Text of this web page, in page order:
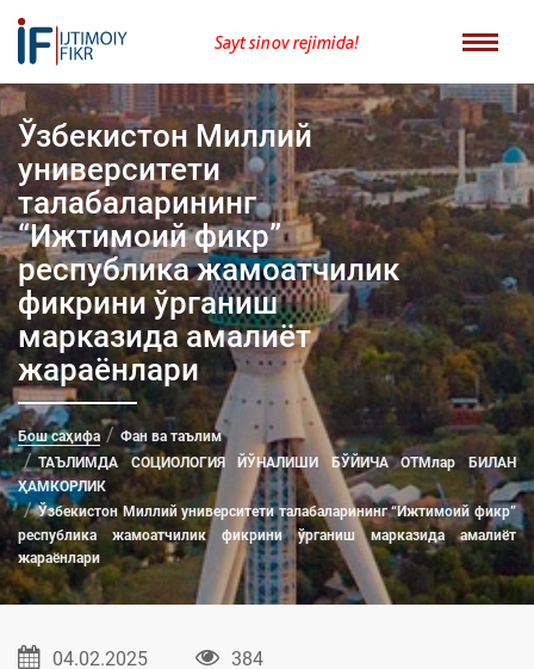
Sayt sinov rejimida!
Ўзбекистон Миллий
университети
талабаларининг
“Ижтимоий фикр”
республика жамоатчилик
фикрини ўрганиш
марказида амалиёт
жараёнлари
Бош саҳифа
Фан ва таълим
ТАЪЛИМДА СОЦИОЛОГИЯ ЙЎНАЛИШИ БЎЙИЧА ОТМлар БИЛАН
ҲАМКОРЛИК
Ўзбекистон Миллий университети талабаларининг “Ижтимоий фикр”
республика жамоатчилик фикрини ўрганиш марказида амалиёт
жараёнлари
04.02.2025 384